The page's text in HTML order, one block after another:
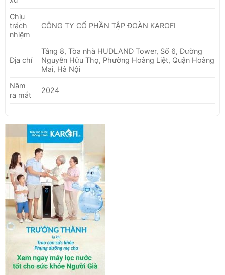
Chịu
trách
nhiệm
CÔNG TY CỔ PHẦN TẬP ĐOÀN KAROFI
Địa chỉ
Tầng 8, Tòa nhà HUDLAND Tower, Số 6, Đường
Nguyễn Hữu Thọ, Phường Hoàng Liệt, Quận Hoàng
Mai, Hà Nội
Năm
ra mắt
2024